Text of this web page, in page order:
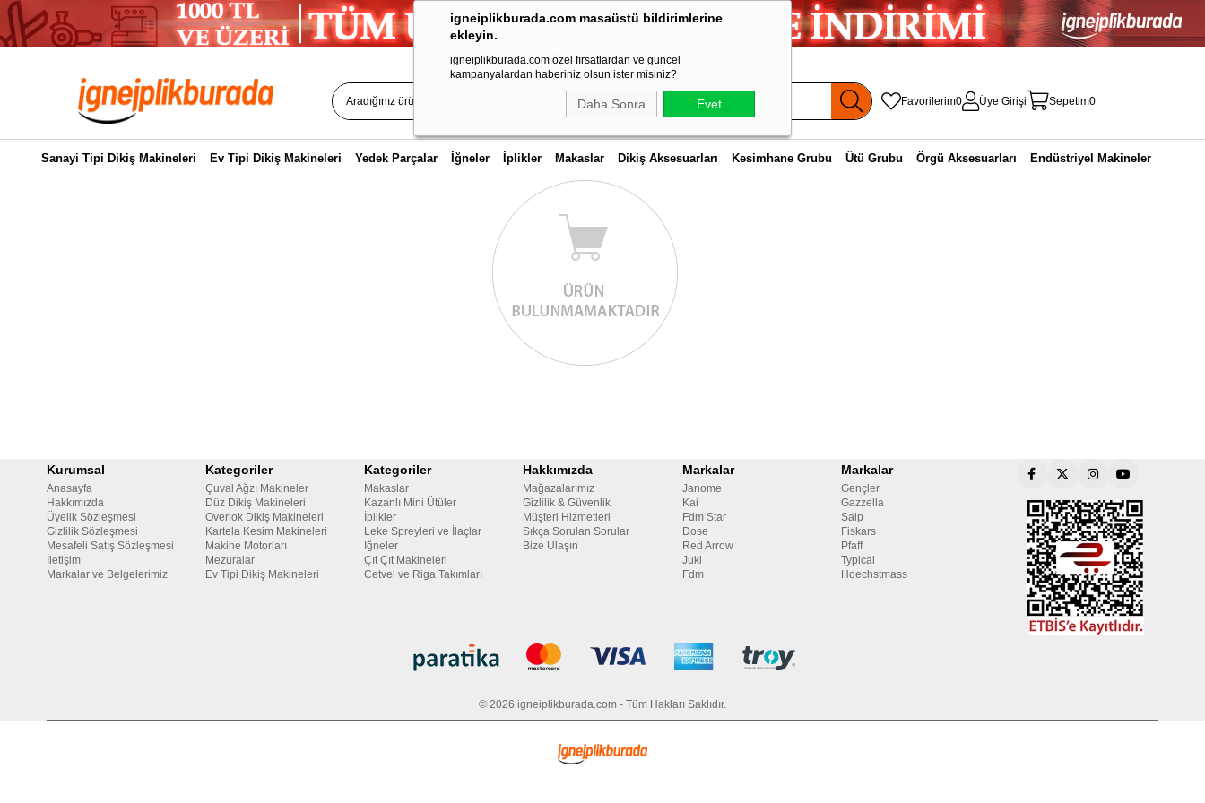
igneiplikburada.com masaüstü bildirimlerine
ekleyin.
igneiplikburada.com özel fırsatlardan ve güncel
kampanyalardan haberiniz olsun ister misiniz?
Daha Sonra Evet Favorilerim0 Üye Girişi Sepetim0
Sanayi Tipi Dikiş Makineleri Ev Tipi Dikiş Makineleri Yedek Parçalar İğneler İplikler Makaslar Dikiş Aksesuarları Kesimhane Grubu Ütü Grubu Örgü Aksesuarları Endüstriyel Makineler
Kurumsal
Anasayfa
Hakkımızda
Üyelik Sözleşmesi
Gizlilik Sözleşmesi
Mesafeli Satış Sözleşmesi
İletişim
Markalar ve Belgelerimiz
Kategoriler
Çuval Ağzı Makineler
Düz Dikiş Makineleri
Overlok Dikiş Makineleri
Kartela Kesim Makineleri
Makine Motorları
Mezuralar
Ev Tipi Dikiş Makineleri
Kategoriler
Makaslar
Kazanlı Mini Ütüler
İplikler
Leke Spreyleri ve İlaçlar
İğneler
Çıt Çıt Makineleri
Cetvel ve Riga Takımları
Hakkımızda
Mağazalarımız
Gizlilik & Güvenlik
Müşteri Hizmetleri
Sıkça Sorulan Sorular
Bize Ulaşın
Markalar
Janome
Kai
Fdm Star
Dose
Red Arrow
Juki
Fdm
Markalar
Gençler
Gazzella
Saip
Fiskars
Pfaff
Typical
Hoechstmass
© 2026 igneiplikburada.com - Tüm Hakları Saklıdır.